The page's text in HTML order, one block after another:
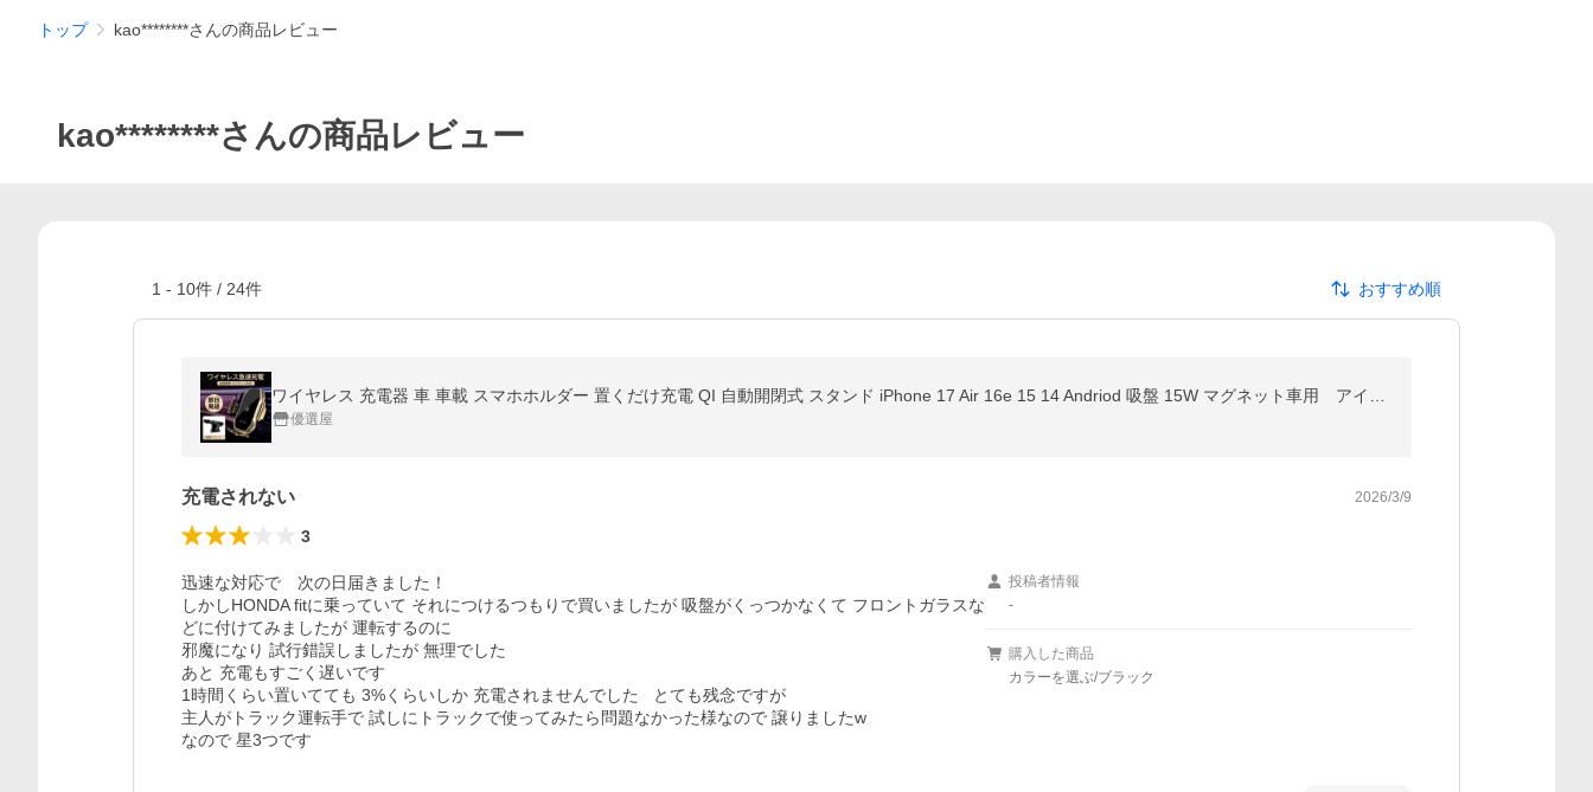
トップ kao********さんの商品レビュー
kao********さんの商品レビュー
1 - 10件 / 24件 おすすめ順
優選屋
充電されない 2026/3/9
3
迅速な対応で　次の日届きました！
しかしHONDA fitに乗っていて それにつけるつもりで買いましたが 吸盤がくっつかなくて フロントガラスな
どに付けてみましたが 運転するのに
邪魔になり 試行錯誤しましたが 無理でした
あと 充電もすごく遅いです
1時間くらい置いてても 3%くらいしか 充電されませんでした   とても残念ですが
主人がトラック運転手で 試しにトラックで使ってみたら問題なかった様なので 譲りましたw
投稿者情報
-
購入した商品
カラーを選ぶ/ブラック